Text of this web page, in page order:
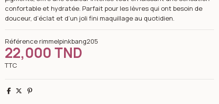
confortable et hydratée. Parfait pour les lèvres qui ont besoin de
douceur, d’éclat et d’un joli fini maquillage au quotidien.
Référence rimmelpinkbang205
22,000 TND
TTC
Partager
TweetPinterest